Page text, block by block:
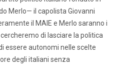
Merlo— il capolista Giovanni
il MAIE e Merlo saranno i
di lasciare la politica
essere autonomi nelle scelte
degli italiani senza